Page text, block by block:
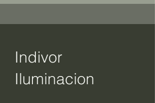
Indivor
Iluminacion